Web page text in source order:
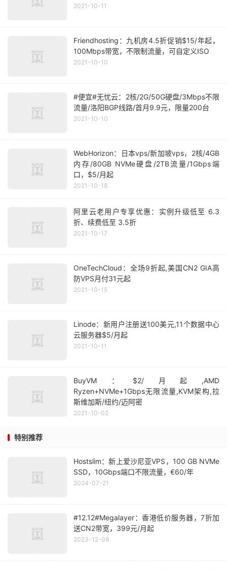
2021-10-11
Friendhosting：九机房4.5折促销$15/年起，
100Mbps带宽，不限制流量，可自定义ISO
2021-10-10
#便宜#无忧云：2核/2G/50G硬盘/3Mbps不限
流量/洛阳BGP线路/首月9.9元，限量200台
2021-10-10
WebHorizon：日本vps/新加坡vps，2核/4GB
内存/80GB NVMe硬盘/2TB流量/1Gbps端
口，$5/月起
2021-10-18
阿里云老用户专享优惠：实例升级低至 6.3
折、续费低至 3.5折
2021-10-17
OneTechCloud：全场9折起,美国CN2 GIA高
防VPS月付31元起
2021-10-15
Linode：新用户注册送100美元,11个数据中心
云服务器$5/月起
2021-10-11
BuyVM：$2/月起,AMD
Ryzen+NVMe+1Gbps无限流量,KVM架构,拉
斯维加斯/纽约/迈阿密
2021-10-02
特别推荐
Hostslim：新上爱沙尼亚VPS，100 GB NVMe
SSD，10Gbps端口不限流量，€60/年
2024-07-21
#12.12#Megalayer：香港低价服务器，7折加
送CN2带宽，399元/月起
2023-12-08